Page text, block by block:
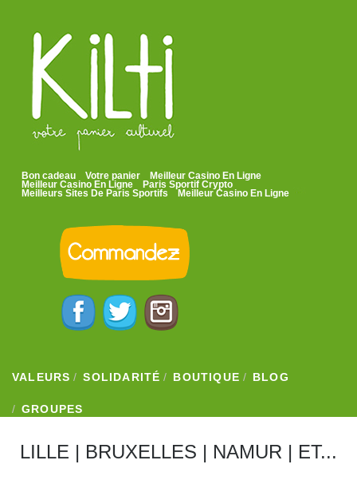
Bon cadeau Votre panier Meilleur Casino En Ligne
Meilleur Casino En Ligne Paris Sportif Crypto
Meilleurs Sites De Paris Sportifs Meilleur Casino En Ligne
VALEURS SOLIDARITÉ BOUTIQUE BLOG
GROUPES
LILLE | BRUXELLES | NAMUR | ET...